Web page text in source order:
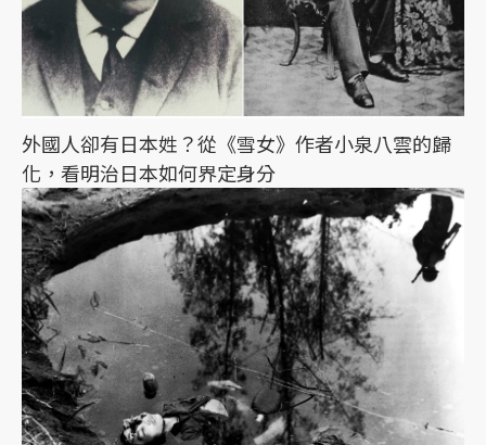
外國人卻有日本姓？從《雪女》作者小泉八雲的歸
化，看明治日本如何界定身分